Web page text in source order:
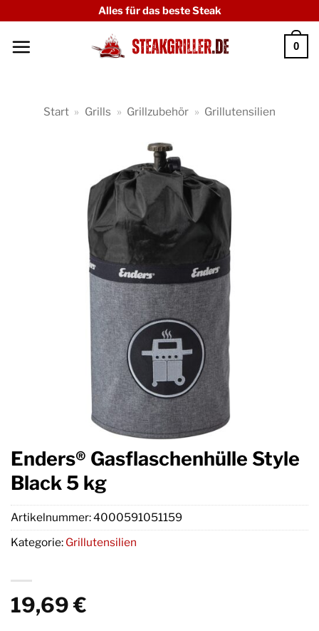
springen
Alles für das beste Steak
0
Start » Grills » Grillzubehör » Grillutensilien
Enders® Gasflaschenhülle Style
Black 5 kg
19,69€
Artikelnummer:4000591051159
Kategorie: Grillutensilien